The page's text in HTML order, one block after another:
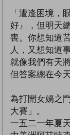
「遭逢困境，
好』，但明天
喪。你想知道
人，又想知道
就像我們有天
但答案總在今
為打開女媧之
大賽」。
一五二一年夏